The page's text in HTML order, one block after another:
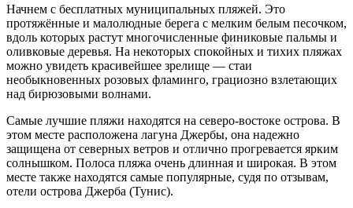
Начнем с бесплатных муниципальных пляжей. Это
протяжённые и малолюдные берега с мелким белым песочком,
вдоль которых растут многочисленные финиковые пальмы и
оливковые деревья. На некоторых спокойных и тихих пляжах
можно увидеть красивейшее зрелище — стаи
необыкновенных розовых фламинго, грациозно взлетающих
над бирюзовыми волнами.
Самые лучшие пляжи находятся на северо-востоке острова. В
этом месте расположена лагуна Джербы, она надежно
защищена от северных ветров и отлично прогревается ярким
солнышком. Полоса пляжа очень длинная и широкая. В этом
месте также находятся самые популярные, судя по отзывам,
отели острова Джерба (Тунис).